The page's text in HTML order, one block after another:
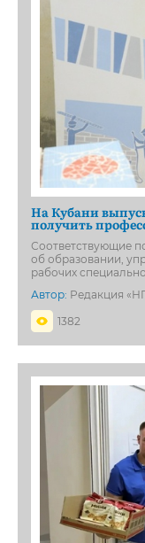
На Кубани
получить
Соответствующие
об образовании,
рабочих
Автор: Редакция
1382